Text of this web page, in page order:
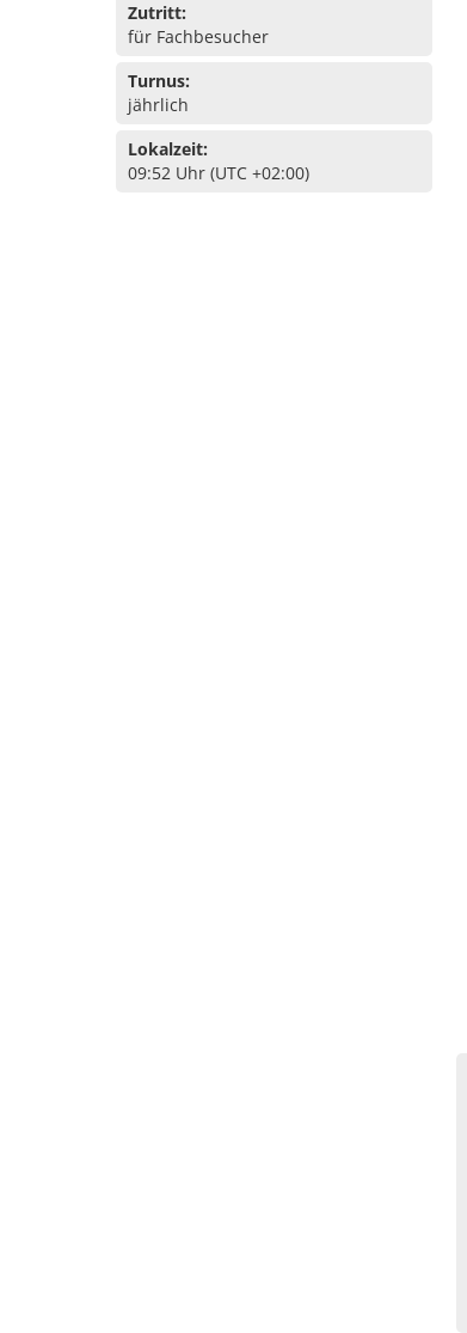
Zutritt:
für Fachbesucher
Turnus:
jährlich
Lokalzeit:
09:52 Uhr (UTC +02:00)